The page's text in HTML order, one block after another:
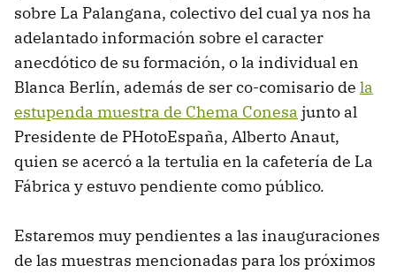
sobre La Palangana, colectivo del cual ya nos ha
adelantado información sobre el caracter
anecdótico de su formación, o la individual en
Blanca Berlín, además de ser co-comisario de la
estupenda muestra de Chema Conesa junto al
Presidente de PHotoEspaña, Alberto Anaut,
quien se acercó a la tertulia en la cafetería de La
Fábrica y estuvo pendiente como público.
Estaremos muy pendientes a las inauguraciones
de las muestras mencionadas para los próximos